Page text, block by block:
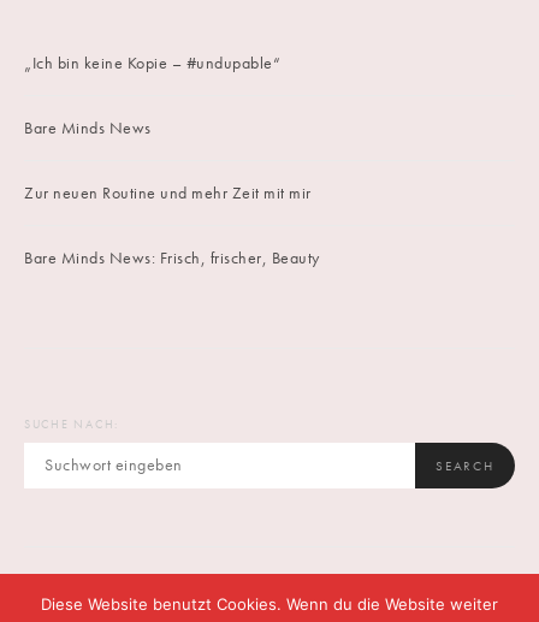
„Ich bin keine Kopie – #undupable“
Bare Minds News
Zur neuen Routine und mehr Zeit mit mir
Bare Minds News: Frisch, frischer, Beauty
SUCHE NACH:
SEARCH
Diese Website benutzt Cookies. Wenn du die Website weiter